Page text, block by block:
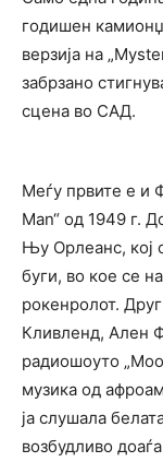
годишен
верзија на
забрзано
сцена во САД.
Меѓу првите е и
Man“ од 1949 г.
Њу Орлеанс, кој
буги, во кое се
рокенролот.
Кливленд, Ален
радиошоуто
музика од
ја слушала
возбудливо